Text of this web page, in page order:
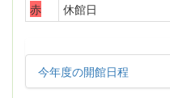
赤
休館日
今年度の開館日程